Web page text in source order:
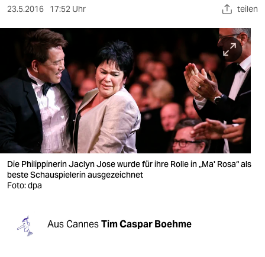
sport
berlin
nord
wahrheit
verlag
verlag
shop
23.5.2016 17:52 Uhr teilen
Die Philippinerin Jaclyn Jose wurde für ihre Rolle in „Ma' Rosa“ als
beste Schauspielerin ausgezeichnet
Foto: dpa
Aus CannesTim Caspar Boehme